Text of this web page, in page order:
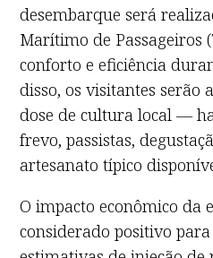
desembarque será
Marítimo de Passageiros
conforto e eficiência
disso, os visitantes serão
dose de cultura local —
frevo, passistas,
artesanato típico
O impacto econômico da
considerado positivo para